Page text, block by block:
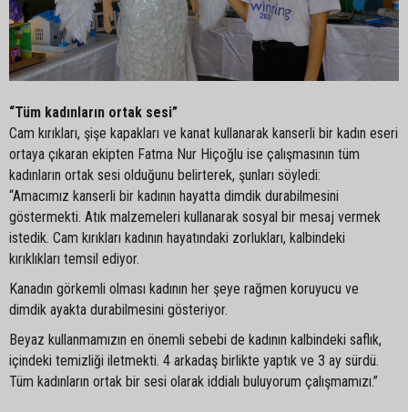
“Tüm kadınların ortak sesi”
Cam kırıkları, şişe kapakları ve kanat kullanarak kanserli bir kadın eseri
ortaya çıkaran ekipten Fatma Nur Hiçoğlu ise çalışmasının tüm
kadınların ortak sesi olduğunu belirterek, şunları söyledi:
“Amacımız kanserli bir kadının hayatta dimdik durabilmesini
göstermekti. Atık malzemeleri kullanarak sosyal bir mesaj vermek
istedik. Cam kırıkları kadının hayatındaki zorlukları, kalbindeki
kırıklıkları temsil ediyor.
Kanadın görkemli olması kadının her şeye rağmen koruyucu ve
dimdik ayakta durabilmesini gösteriyor.
Beyaz kullanmamızın en önemli sebebi de kadının kalbindeki saflık,
içindeki temizliği iletmekti. 4 arkadaş birlikte yaptık ve 3 ay sürdü.
Tüm kadınların ortak bir sesi olarak iddialı buluyorum çalışmamızı.”